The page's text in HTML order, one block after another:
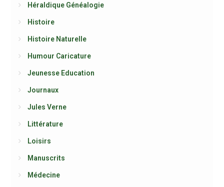
Héraldique Généalogie
Histoire
Histoire Naturelle
Humour Caricature
Jeunesse Education
Journaux
Jules Verne
Littérature
Loisirs
Manuscrits
Médecine